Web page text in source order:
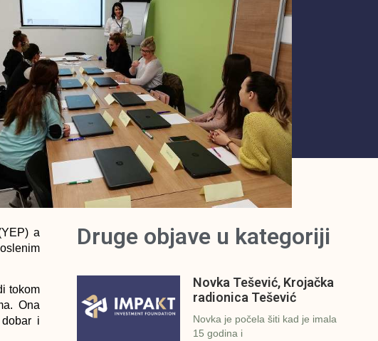
a
tokom
Ona
i
Druge objave u kategoriji
Novka Tešević, Krojačka
radionica Tešević
Novka je počela šiti kad je imala
15 godina i